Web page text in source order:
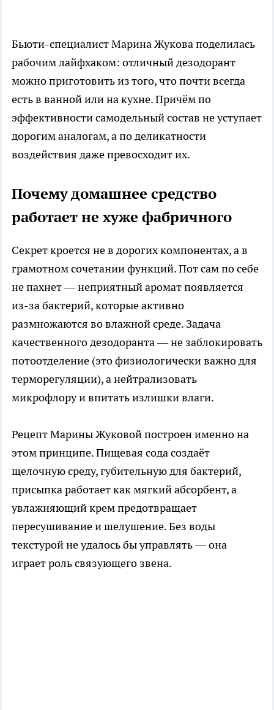
Бьюти-специалист Марина Жукова поделилась
рабочим лайфхаком: отличный дезодорант
можно приготовить из того, что почти всегда
есть в ванной или на кухне. Причём по
эффективности самодельный состав не уступает
дорогим аналогам, а по деликатности
воздействия даже превосходит их.
Почему домашнее средство
работает не хуже фабричного
Секрет кроется не в дорогих компонентах, а в
грамотном сочетании функций. Пот сам по себе
не пахнет — неприятный аромат появляется
из-за бактерий, которые активно
размножаются во влажной среде. Задача
качественного дезодоранта — не заблокировать
потоотделение (это физиологически важно для
терморегуляции), а нейтрализовать
микрофлору и впитать излишки влаги.
Рецепт Марины Жуковой построен именно на
этом принципе. Пищевая сода создаёт
щелочную среду, губительную для бактерий,
присыпка работает как мягкий абсорбент, а
увлажняющий крем предотвращает
пересушивание и шелушение. Без воды
текстурой не удалось бы управлять — она
играет роль связующего звена.